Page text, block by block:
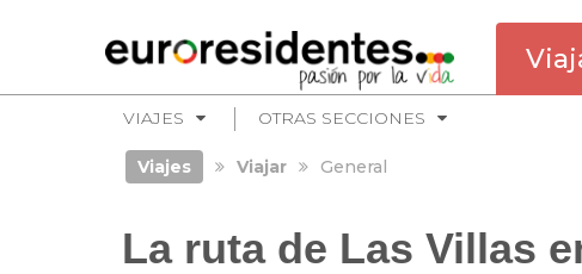
VIAJES OTRAS SECCIONES
Viajes Viajar General
La ruta de Las Villas